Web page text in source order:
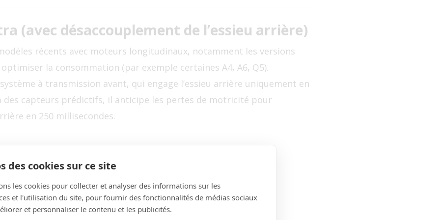
(avec désaccouplement de l’essieu arrière)
récents avec moteurs longitudinaux, notamment les versions
la consommation (par exemple certaines A4, A6, Q5).
système à transmission avant, qui engage l’essieu arrière uniquement en
des capteurs prédictifs, il anticipe les pertes de motricité pour
en 250 millisecondes.
en fonctionnement 4×2.
imperceptible pour l’utilisateur.
des cookies sur ce site
les cookies pour collecter et analyser des informations sur les
et l'utilisation du site, pour fournir des fonctionnalités de médias sociaux
et personnaliser le contenu et les publicités.